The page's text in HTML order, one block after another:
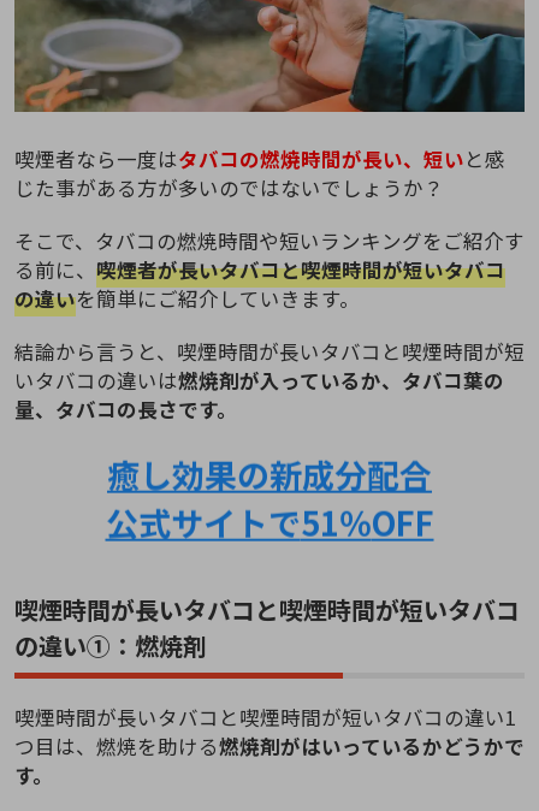
喫煙者なら一度はタバコの燃焼時間が長い、短いと感
じた事がある方が多いのではないでしょうか？
そこで、タバコの燃焼時間や短いランキングをご紹介す
る前に、 喫煙者が長いタバコと喫煙時間が短いタバコ
の違いを簡単にご紹介していきます。
結論から言うと、喫煙時間が長いタバコと喫煙時間が短
いタバコの違いは燃焼剤が入っているか、タバコ葉の
量、タバコの長さです。
癒し効果の新成分配合
公式サイトで51％OFF
喫煙時間が長いタバコと喫煙時間が短いタバコ
の違い①：燃焼剤
喫煙時間が長いタバコと喫煙時間が短いタバコの違い1
つ目は、燃焼を助ける燃焼剤がはいっているかどうかで
す。